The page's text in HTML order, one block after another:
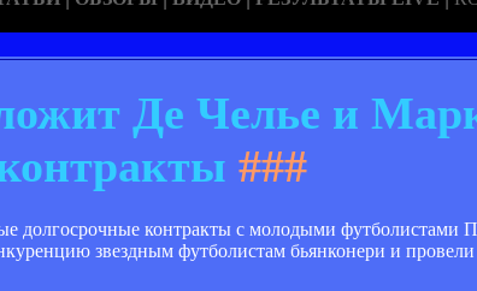
Де Челье и
###
долгосрочные контракты с молодыми футболистами
звездным футболистам бьянконери и